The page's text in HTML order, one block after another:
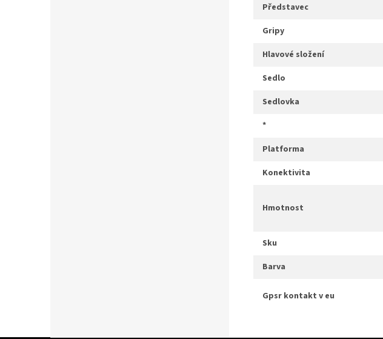
představec
gripy
hlavové složení
sedlo
sedlovka
*
platforma
konektivita
hmotnost
sku
barva
gpsr kontakt v eu